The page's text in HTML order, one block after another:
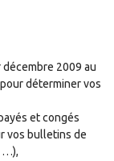
2009 au
déterminer vos
et congés
vos bulletins de
…),